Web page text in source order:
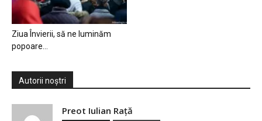
Ziua Învierii, să ne luminăm
popoare…
Autorii noștri
Preot Iulian Raţă